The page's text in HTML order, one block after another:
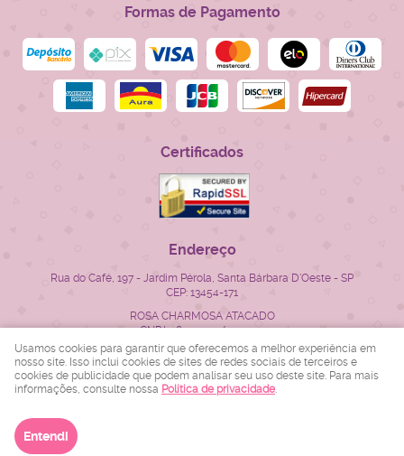
Formas de Pagamento
Certificados
Endereço
Rua do Café, 197 - Jardim Pérola, Santa Bárbara D'Oeste - SP
CEP: 13454-171
ROSA CHARMOSA ATACADO
CNPJ: 28.522.715/0001-23
LOJA VIRTUAL CRIADA POR
Usamos cookies para garantir que oferecemos a melhor experiência em
nosso site. Isso inclui cookies de sites de redes sociais de terceiros e
cookies de publicidade que podem analisar seu uso deste site. Para mais
informações, consulte nossa Política de privacidade.
Entendi